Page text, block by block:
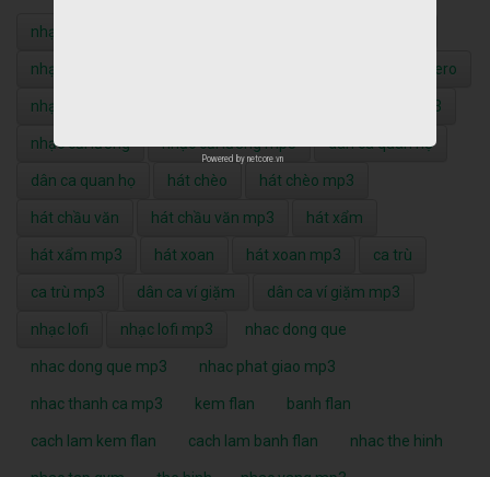
nhạc quê hương
nhạc vàng mp3 nhạc bolero
nhạc bolero mp3 nhạc không lời mp3
nhạc cải lương nhạc cải lương mp3 dân ca quan họ
dân ca quan họ hát chèo hát chèo mp3
hát chầu văn hát chầu văn mp3 hát xẩm
hát xẩm mp3 hát xoan hát xoan mp3 ca trù
ca trù mp3 dân ca ví giặm dân ca ví giặm mp3
nhạc lofi nhạc lofi mp3 nhac dong que
nhac dong que mp3 nhac phat giao mp3
nhac thanh ca mp3 kem flan banh flan
cach lam kem flan cach lam banh flan nhac the hinh
Powered by netcore.vn